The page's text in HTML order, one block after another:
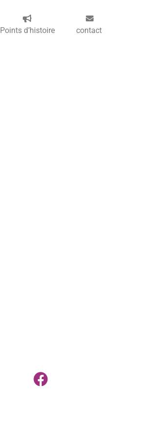
Points d’histoire contact